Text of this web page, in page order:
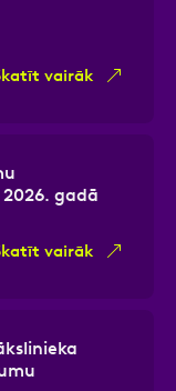
vairāk
gadā
vairāk